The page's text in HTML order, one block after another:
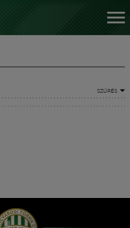
SZŰRÉS